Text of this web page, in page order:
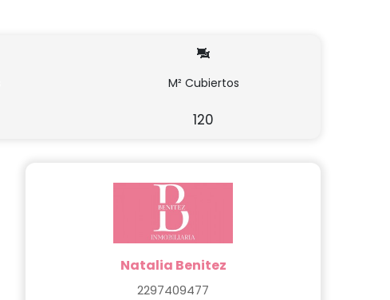
M² Cubiertos
120
Natalia Benitez
2297409477